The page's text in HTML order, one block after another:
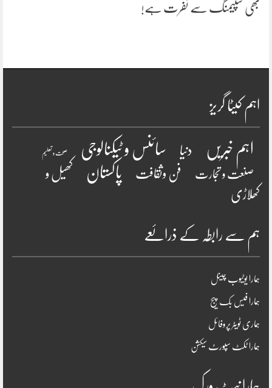
بھی سپیمنگ سے نفرت ہے!
اہم کیٹا گریز
اہم خبریں دنیا سائنس و ٹیکنالوجی صحت و تعلیم
صنعت و تجارت فن وثقافت پاکستان
کھیل و
کھلاڑی
ہم سے رابطہ کے ذرائعے
ہمارا یوٹیوب چینل
ہمارا فیس بک پیج
ہماری ٹویٹر پروفائل
ہمارا ٹکٹ سپورٹ سیکشن